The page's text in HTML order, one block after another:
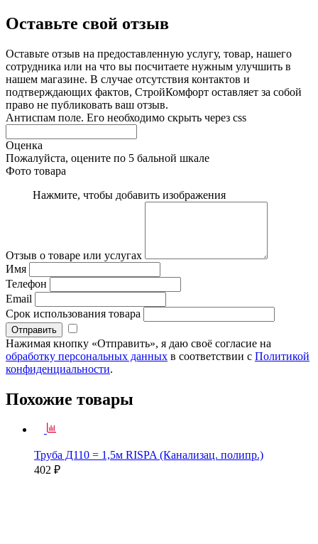
Оставьте свой отзыв
Оставьте отзыв на предоставленную услугу, товар, нашего
сотрудника или на что вы посчитаете нужным улучшить в
нашем магазине. В случае отсутствия контактов и
подтверждающих фактов, СтройКомфорт оставляет за собой
право не публиковать ваш отзыв.
Антиспам поле. Его необходимо скрыть через css
Оценка
Пожалуйста, оцените по 5 бальной шкале
Фото товара
Нажмите, чтобы добавить изображения
Отзыв о товаре или услугах
Имя
Телефон
Email
Срок использования товара
Нажимая кнопку «Отправить», я даю своё согласие на
обработку персональных данных в соответствии с Политикой
конфиденциальности.
Похожие товары
Труба Д110 = 1,5м RISPA (Канализац. полипр.)
402 ₽